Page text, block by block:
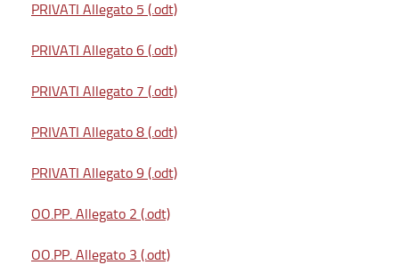
PRIVATI Allegato 5 (.odt)
PRIVATI Allegato 6 (.odt)
PRIVATI Allegato 7 (.odt)
PRIVATI Allegato 8 (.odt)
PRIVATI Allegato 9 (.odt)
OO.PP. Allegato 2 (.odt)
OO.PP. Allegato 3 (.odt)